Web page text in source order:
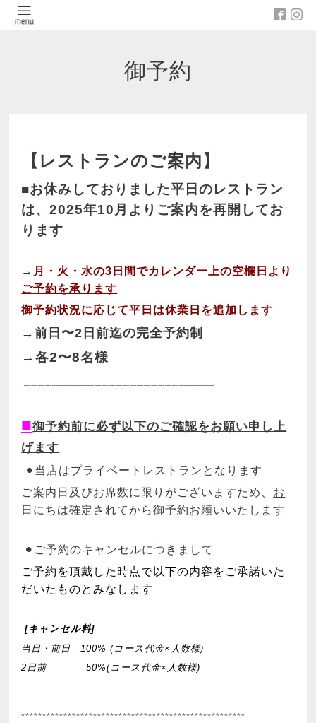
御予約
【レストランのご案内】
■お休みしておりました平日のレストラン
は、2025年10月よりご案内を再開してお
ります
→ 月・火・水の3日間でカレンダー上の空欄日より
ご予約を承ります
御予約状況に応じて平日は休業日を追加します
→前日〜2日前迄の完全予約制
→各2〜8名様
■御予約前に必ず以下のご確認をお願い申し上
げます
⚫︎当店はプライベートレストランとなります
ご案内日及びお席数に限りがございますため、 お
日にちは確定されてから御予約お願いいたします
⚫︎ご予約のキャンセルにつきまして
ご予約を頂戴した時点で以下の内容を ご承諾いた
だいたものとみなします
[キャンセル料]
当日・前日 100% (コース代金×人数様)
2日前 50%(コース代金×人数様)
*****************************************************